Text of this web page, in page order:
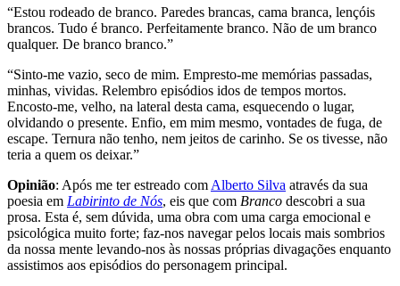
“Estou rodeado de branco. Paredes brancas, cama branca, lençóis
brancos. Tudo é branco. Perfeitamente branco. Não de um branco
qualquer. De branco branco.”
“Sinto-me vazio, seco de mim. Empresto-me memórias passadas,
minhas, vividas. Relembro episódios idos de tempos mortos.
Encosto-me, velho, na lateral desta cama, esquecendo o lugar,
olvidando o presente. Enfio, em mim mesmo, vontades de fuga, de
escape. Ternura não tenho, nem jeitos de carinho. Se os tivesse, não
teria a quem os deixar.”
Opinião: Após me ter estreado com Alberto Silva através da sua
poesia em Labirinto de Nós, eis que com Branco descobri a sua
prosa. Esta é, sem dúvida, uma obra com uma carga emocional e
psicológica muito forte; faz-nos navegar pelos locais mais sombrios
da nossa mente levando-nos às nossas próprias divagações enquanto
assistimos aos episódios do personagem principal.